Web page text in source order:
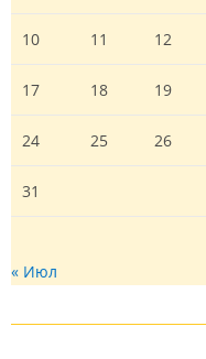
10 11 12
17 18 19
24 25 26
31
« Июл